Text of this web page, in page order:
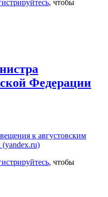
флага Российской
, чтобы
Федерации
к августовским
просвещения
С.С. Кравцова
, чтобы